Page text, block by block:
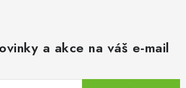
a akce na váš e-mail